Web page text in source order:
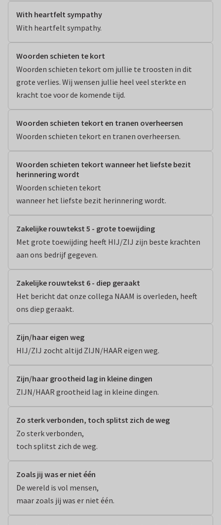
With heartfelt sympathy
With heartfelt sympathy.
Woorden schieten te kort
Woorden schieten tekort om jullie te troosten in dit
grote verlies. Wij wensen jullie heel veel sterkte en
kracht toe voor de komende tijd.
Woorden schieten tekort en tranen overheersen
Woorden schieten tekort en tranen overheersen.
Woorden schieten tekort wanneer het liefste bezit
herinnering wordt
Woorden schieten tekort
wanneer het liefste bezit herinnering wordt.
Zakelijke rouwtekst 5 - grote toewijding
Met grote toewijding heeft HIJ/ZIJ zijn beste krachten
aan ons bedrijf gegeven.
Zakelijke rouwtekst 6 - diep geraakt
Het bericht dat onze collega NAAM is overleden, heeft
ons diep geraakt.
Zijn/haar eigen weg
HIJ/ZIJ zocht altijd ZIJN/HAAR eigen weg.
Zijn/haar grootheid lag in kleine dingen
ZIJN/HAAR grootheid lag in kleine dingen.
Zo sterk verbonden, toch splitst zich de weg
Zo sterk verbonden,
toch splitst zich de weg.
Zoals jij was er niet één
De wereld is vol mensen,
maar zoals jij was er niet één.